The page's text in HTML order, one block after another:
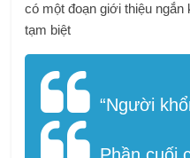
có một đoạn giới thiệu
tạm biệt
“Người